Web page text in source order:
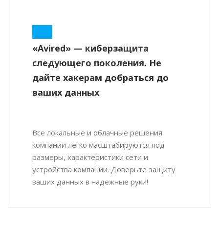
«Avired» — киберзащита
следующего поколения. Не
дайте хакерам добраться до
ваших данных
Все локальные и облачные решения
компании легко масштабируются под
размеры, характеристики сети и
устройства компании. Доверьте защиту
ваших данных в надежные руки!